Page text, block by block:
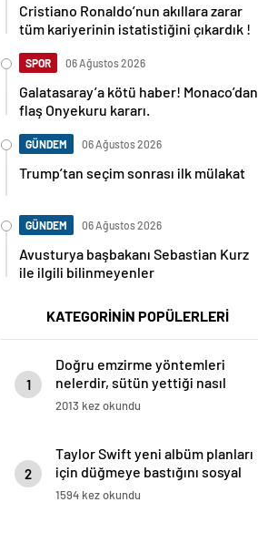
Cristiano Ronaldo’nun akıllara zarar
tüm kariyerinin istatistiğini çıkardık !
SPOR 06 Ağustos 2026
Galatasaray’a kötü haber! Monaco’dan
flaş Onyekuru kararı.
GÜNDEM 06 Ağustos 2026
Trump’tan seçim sonrası ilk mülakat
GÜNDEM 06 Ağustos 2026
Avusturya başbakanı Sebastian Kurz
ile ilgili bilinmeyenler
KATEGORİNİN POPÜLERLERİ
1
Doğru emzirme yöntemleri
nelerdir, sütün yettiği nasıl
anlaşılır?
2013 kez okundu
2
Taylor Swift yeni albüm planları
için düğmeye bastığını sosyal
medyadan duyurdu!
1594 kez okundu